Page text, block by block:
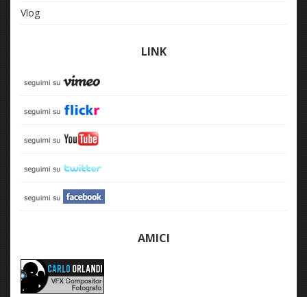
Vlog
LINK
AMICI